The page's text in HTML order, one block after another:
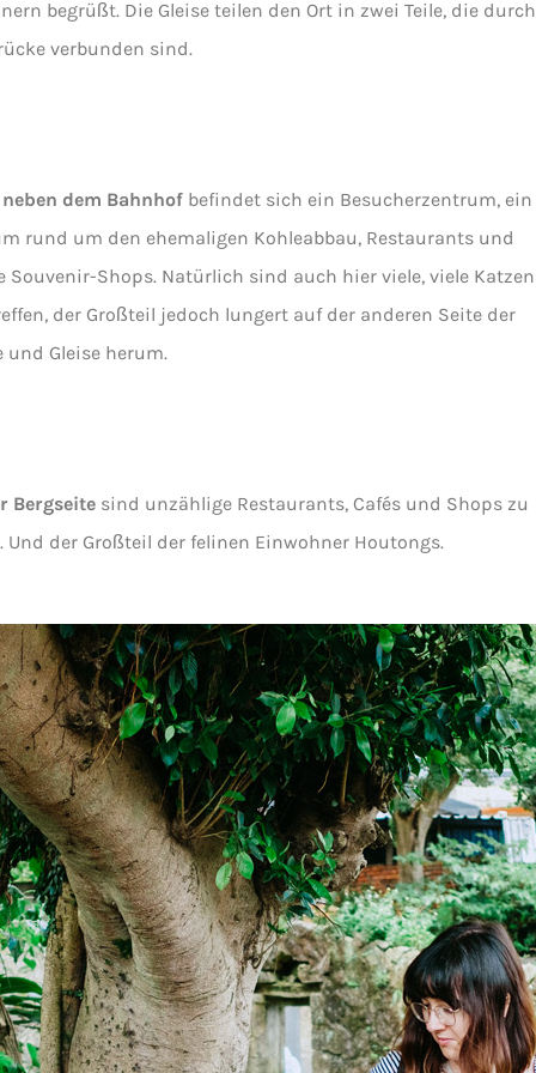
begrüßt. Die Gleise teilen den Ort in zwei Teile, die durch
verbunden sind.
dem Bahnhof befindet sich ein Besucherzentrum, ein
rund um den ehemaligen Kohleabbau, Restaurants und
Souvenir-Shops. Natürlich sind auch hier viele, viele Katzen
der Großteil jedoch lungert auf der anderen Seite der
und Gleise herum.
Bergseite sind unzählige Restaurants, Cafés und Shops zu
Und der Großteil der felinen Einwohner Houtongs.